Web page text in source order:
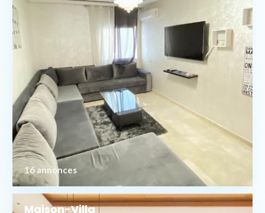
16 annonces
Maison-Villa